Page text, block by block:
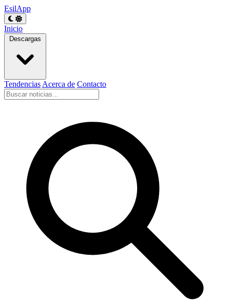
EsilApp
Inicio
Descargas
Tendencias Acerca de Contacto